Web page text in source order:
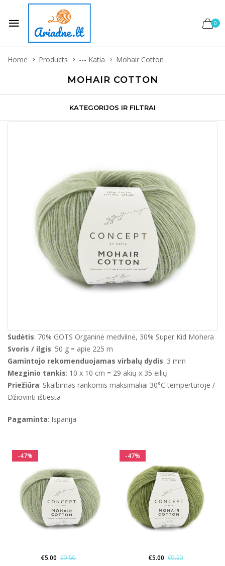
0
Home Products --- Katia Mohair Cotton
MOHAIR COTTON
KATEGORIJOS IR FILTRAI
Sudėtis: 70% GOTS Organinė medvilnė, 30% Super Kid Mohera
Svoris / ilgis: 50 g = apie 225 m
Gamintojo rekomenduojamas virbalų dydis: 3 mm
Mezginio tankis: 10 x 10 cm = 29 akių x 35 eilių
Priežiūra: Skalbimas rankomis maksimaliai 30°C tempertūroje /
Džiovinti ištiesta
Pagaminta: Ispanija
-47%
€5.00 €9.50
-47%
€5.00 €9.50